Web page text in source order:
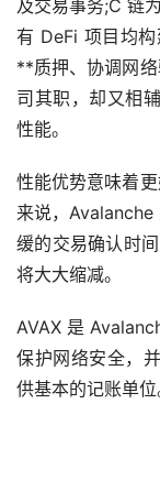
及交易事务;C 链
有 DeFi 项目均
**质押、协调网
司其职，却又相
性能。
性能优势意味着
来说，Avalanche
缓的交易确认时
将大大缩减。
AVAX 是
保护网络安全，
供基本的记账单位